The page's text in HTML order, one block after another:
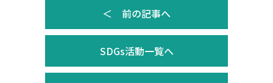
＜ 前の記事へ
SDGs活動一覧へ